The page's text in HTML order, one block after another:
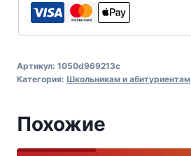
Артикул: 1050d969213c
Категория: Школьникам и абитуриентам
Похожие